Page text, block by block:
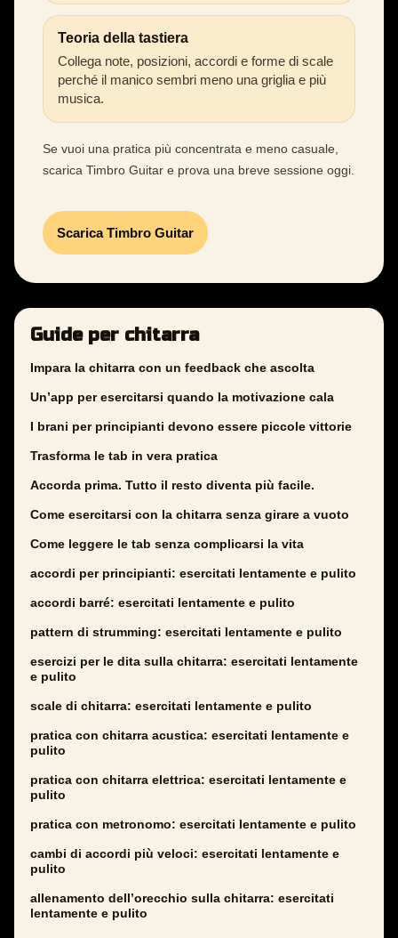
Teoria della tastiera
Collega note, posizioni, accordi e forme di scale
perché il manico sembri meno una griglia e più
musica.
Se vuoi una pratica più concentrata e meno casuale,
scarica Timbro Guitar e prova una breve sessione oggi.
Scarica Timbro Guitar
Guide per chitarra
Impara la chitarra con un feedback che ascolta
Un’app per esercitarsi quando la motivazione cala
I brani per principianti devono essere piccole vittorie
Trasforma le tab in vera pratica
Accorda prima. Tutto il resto diventa più facile.
Come esercitarsi con la chitarra senza girare a vuoto
Come leggere le tab senza complicarsi la vita
accordi per principianti: esercitati lentamente e pulito
accordi barré: esercitati lentamente e pulito
pattern di strumming: esercitati lentamente e pulito
esercizi per le dita sulla chitarra: esercitati lentamente
e pulito
scale di chitarra: esercitati lentamente e pulito
pratica con chitarra acustica: esercitati lentamente e
pulito
pratica con chitarra elettrica: esercitati lentamente e
pulito
pratica con metronomo: esercitati lentamente e pulito
cambi di accordi più veloci: esercitati lentamente e
pulito
allenamento dell’orecchio sulla chitarra: esercitati
lentamente e pulito